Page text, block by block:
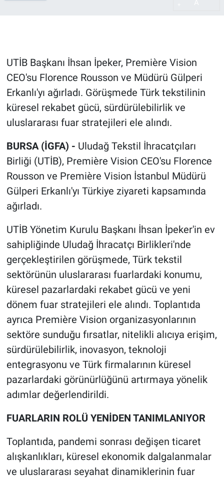
UTİB Başkanı İhsan İpeker, Première Vision
CEO'su Florence Rousson ve Müdürü Gülperi
Erkanlı'yı ağırladı. Görüşmede Türk tekstilinin
küresel rekabet gücü, sürdürülebilirlik ve
uluslararası fuar stratejileri ele alındı.
BURSA (İGFA) - Uludağ Tekstil İhracatçıları
Birliği (UTİB), Première Vision CEO'su Florence
Rousson ve Première Vision İstanbul Müdürü
Gülperi Erkanlı'yı Türkiye ziyareti kapsamında
ağırladı.
UTİB Yönetim Kurulu Başkanı İhsan İpeker'in ev
sahipliğinde Uludağ İhracatçı Birlikleri'nde
gerçekleştirilen görüşmede, Türk tekstil
sektörünün uluslararası fuarlardaki konumu,
küresel pazarlardaki rekabet gücü ve yeni
dönem fuar stratejileri ele alındı. Toplantıda
ayrıca Première Vision organizasyonlarının
sektöre sunduğu fırsatlar, nitelikli alıcıya erişim,
sürdürülebilirlik, inovasyon, teknoloji
entegrasyonu ve Türk firmalarının küresel
pazarlardaki görünürlüğünü artırmaya yönelik
adımlar değerlendirildi.
FUARLARIN ROLÜ YENİDEN TANIMLANIYOR
Toplantıda, pandemi sonrası değişen ticaret
alışkanlıkları, küresel ekonomik dalgalanmalar
ve uluslararası seyahat dinamiklerinin fuar